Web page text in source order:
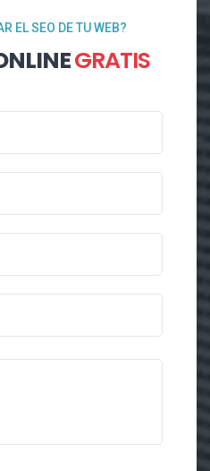
EL SEO DE TU WEB?
GRATIS